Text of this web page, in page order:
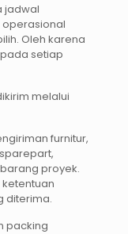
jadwal
operasional
Oleh karena
setiap
melalui
furnitur,
proyek.
diterima.
packing